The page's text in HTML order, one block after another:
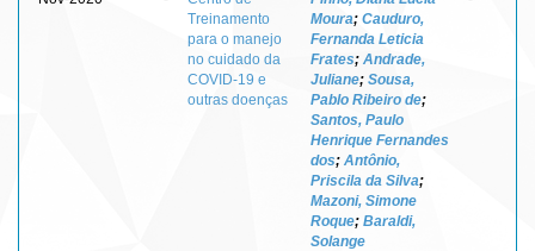
Treinamento
para o manejo
no cuidado da
COVID-19 e
outras doenças
Moura; Cauduro,
Fernanda Leticia
Frates; Andrade,
Juliane; Sousa,
Pablo Ribeiro de;
Santos, Paulo
Henrique Fernandes
dos; Antônio,
Priscila da Silva;
Mazoni, Simone
Roque; Baraldi,
Solange